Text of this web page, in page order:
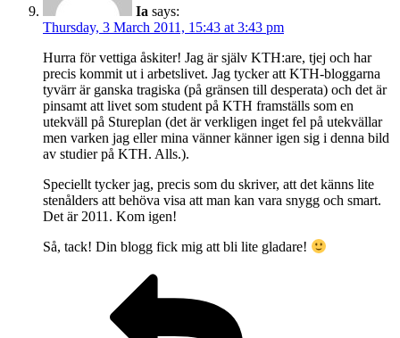
Ia says:
Thursday, 3 March 2011, 15:43 at 3:43 pm
Hurra för vettiga åskiter! Jag är själv KTH:are, tjej och har
precis kommit ut i arbetslivet. Jag tycker att KTH-bloggarna
tyvärr är ganska tragiska (på gränsen till desperata) och det är
pinsamt att livet som student på KTH framställs som en
utekväll på Stureplan (det är verkligen inget fel på utekvällar
men varken jag eller mina vänner känner igen sig i denna bild
av studier på KTH. Alls.).
Speciellt tycker jag, precis som du skriver, att det känns lite
stenålders att behöva visa att man kan vara snygg och smart.
Det är 2011. Kom igen!
Så, tack! Din blogg fick mig att bli lite gladare!